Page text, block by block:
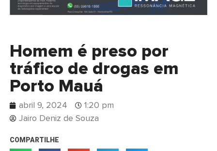
Homem é preso por
tráfico de drogas em
Porto Mauá
abril 9, 2024
1:20 pm
Jairo Deniz de Souza
COMPARTILHE